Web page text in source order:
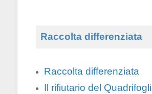
Raccolta differenziata
Raccolta differenziata
Il rifiutario del